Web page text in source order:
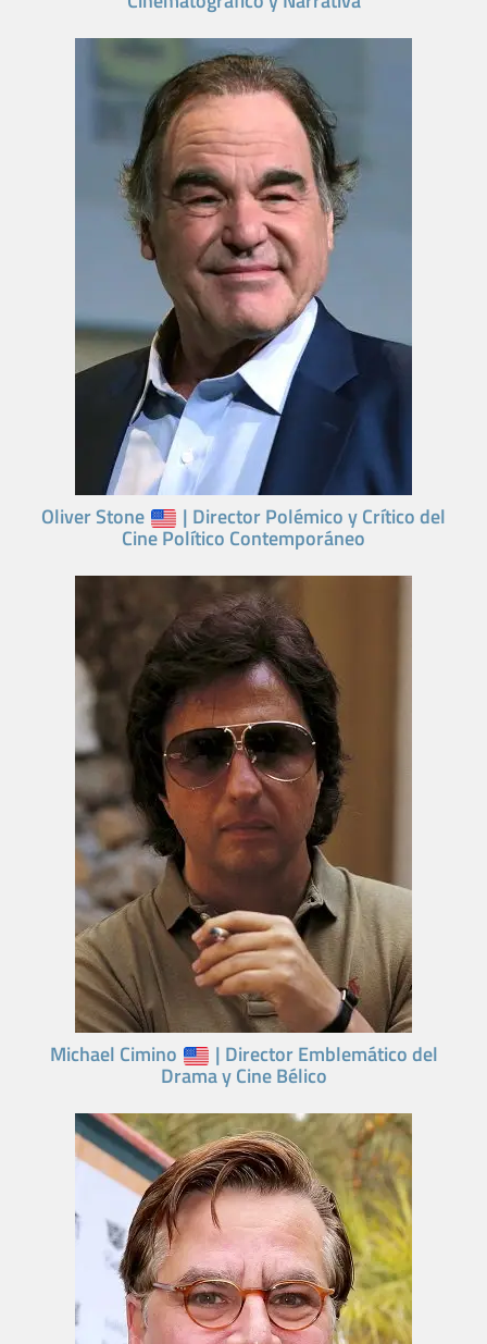
Oliver Stone | Director Polémico y Crítico del
Cine Político Contemporáneo
Michael Cimino | Director Emblemático del
Drama y Cine Bélico